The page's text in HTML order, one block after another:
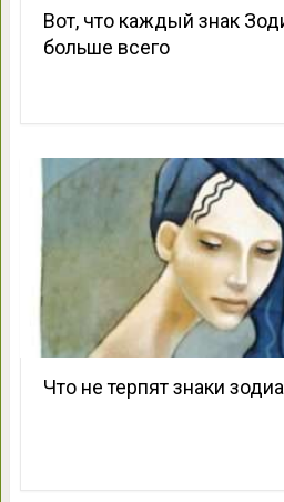
Вот, что каждый знак
больше всего
Что не терпят знаки